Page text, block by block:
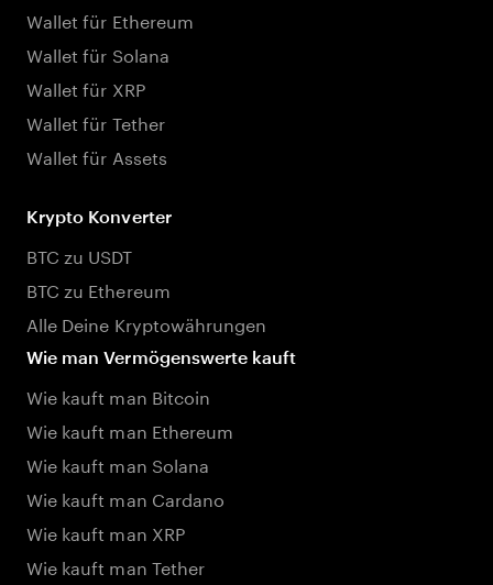
Wallet für Ethereum
Wallet für Solana
Wallet für XRP
Wallet für Tether
Wallet für Assets
Krypto Konverter
BTC zu USDT
BTC zu Ethereum
Alle Deine Kryptowährungen
Wie man Vermögenswerte kauft
Wie kauft man Bitcoin
Wie kauft man Ethereum
Wie kauft man Solana
Wie kauft man Cardano
Wie kauft man XRP
Wie kauft man Tether